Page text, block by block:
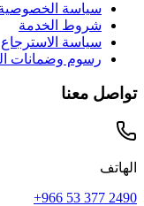
سياسة
شروط الخدمة
سياسة الاسترجاع
رسوم وضمانات
تواصل معنا
الهاتف
+966 53 377 2490